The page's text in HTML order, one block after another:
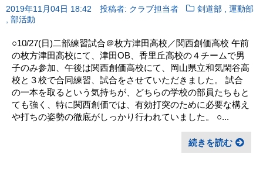
2019年11月04日 18:42 投稿者: クラブ担当者 剣道部 ,運動部
部活動
○10/27(日)二部練習試合＠枚方津田高校／関西創価高校 午前
の枚方津田高校にて、津田OB、香里丘高校の４チームで男
子のみ参加、午後は関西創価高校にて、岡山県立和気閑谷高
校と３校で合同練習、試合をさせていただきました。 試合
の一本を取るという気持ちが、どちらの学校の部員たちもと
ても強く、特に関西創価では、有効打突のために必要な構え
や打ちの姿勢の徹底がしっかり行われていました。 ○...
続きを読む